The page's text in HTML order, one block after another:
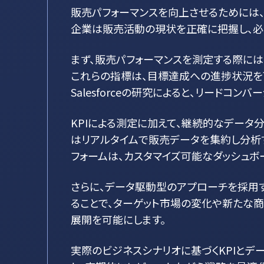
販売パフォーマンスを向上させるために
企業は販売活動の現状を正確に把握し、
まず、販売パフォーマンスを測定する際に
これらの指標は、目標達成への進捗状況
Salesforceの研究によると、リードコンバ
KPIによる測定に加えて、継続的なデータ
はリアルタイムで販売データを集約し分
フォームは、カスタマイズ可能なダッシュ
さらに、データ駆動型のアプローチを採
ることで、ターゲット市場の変化や新たな
展開を可能にします。
実際のビジネスシナリオに基づくKPIとデ